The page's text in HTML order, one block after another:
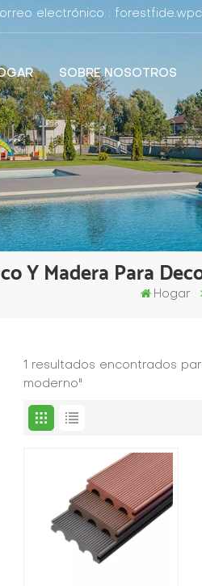
electrónico :
SOBRE NOSOTROS
Y Madera Para
Hogar
1 resultados encontrados
moderno"